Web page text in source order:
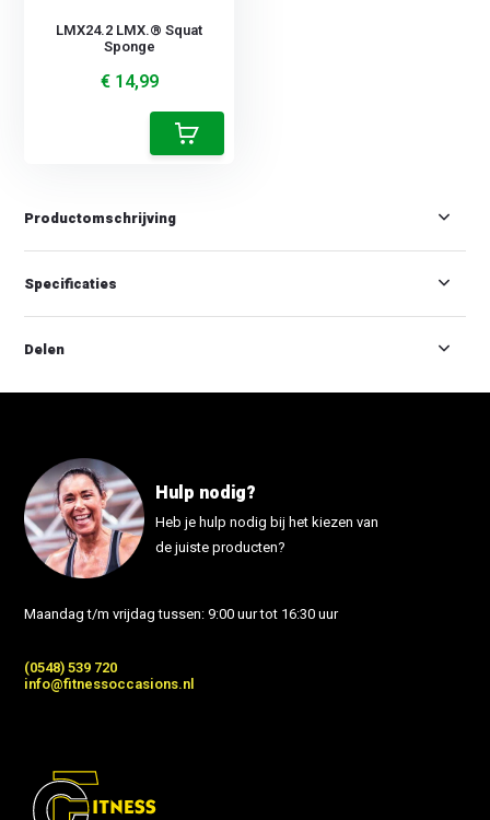
Productomschrijving
LMX24.2 LMX.® Squat
Sponge
€ 14,99
Specificaties
Delen
Hulp nodig?
Heb je hulp nodig bij het kiezen van
de juiste producten?
Maandag t/m vrijdag tussen: 9:00 uur tot 16:30 uur
(0548) 539 720
info@fitnessoccasions.nl